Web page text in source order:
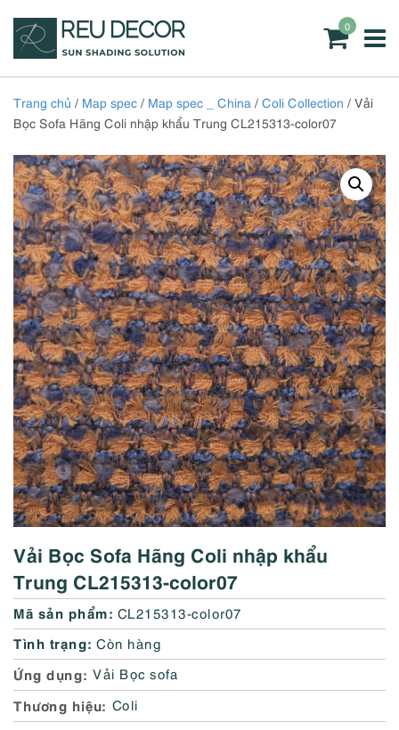
0
Trang chủ / Map spec / Map spec _ China / Coli Collection / Vải
Bọc Sofa Hãng Coli nhập khẩu Trung CL215313-color07
Vải Bọc Sofa Hãng Coli nhập khẩu
Trung CL215313-color07
Mã sản phẩm: CL215313-color07
Tình trạng: Còn hàng
Ứng dụng Vải Bọc sofa
Thương hiệu Coli